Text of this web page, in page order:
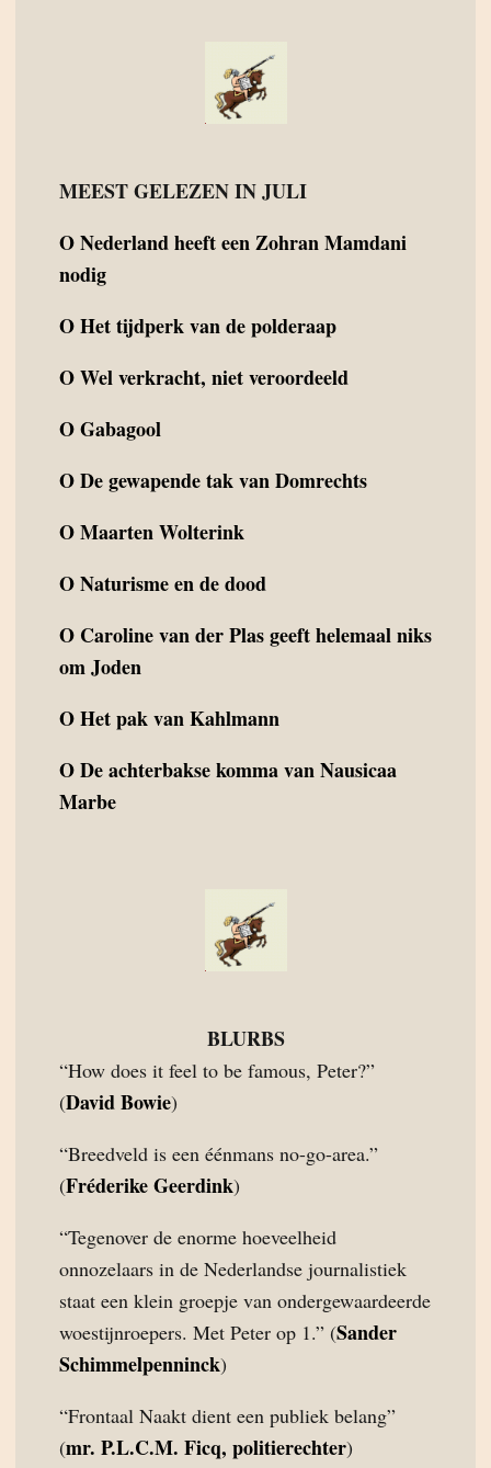
MEEST GELEZEN IN JULI
ONederland heeft een Zohran Mamdani
nodig
OHet tijdperk van de polderaap
OWel verkracht, niet veroordeeld
OGabagool
ODe gewapende tak van Domrechts
OMaarten Wolterink
ONaturisme en de dood
O Caroline van der Plas geeft helemaal niks
om Joden
OHet pak van Kahlmann
ODe achterbakse komma van Nausicaa
Marbe
BLURBS
“How does it feel to be famous, Peter?”
(David Bowie)
“Breedveld is een éénmans no-go-area.”
(Fréderike Geerdink)
“Tegenover de enorme hoeveelheid
onnozelaars in de Nederlandse journalistiek
staat een klein groepje van ondergewaardeerde
woestijnroepers. Met Peter op 1.” (Sander
Schimmelpenninck)
“Frontaal Naakt dient een publiek belang”
(mr. P.L.C.M. Ficq, politierechter)